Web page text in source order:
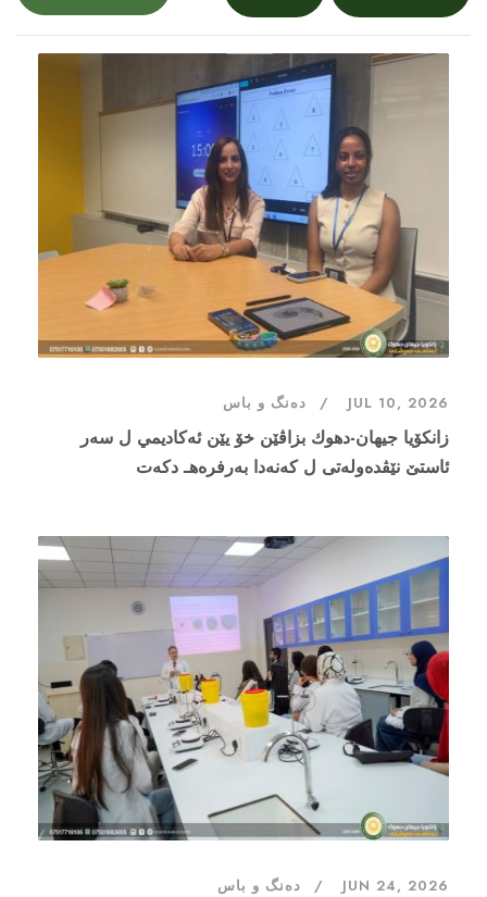
JUL 10, 2026 دەنگ و باس
زانكۆيا جيهان-دهوك بزاڤێن خۆ يێن ئەكاديمي ل سەر
ئاستێ نێڤدەولەتی ل كەنەدا بەرفرەهـ دكەت
JUN 24, 2026 دەنگ و باس